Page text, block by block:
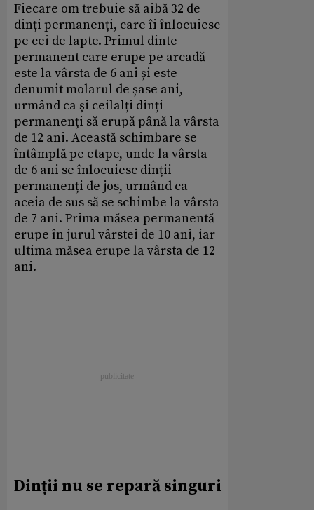
Fiecare om trebuie să aibă 32 de
dinți permanenți, care îi înlocuiesc
pe cei de lapte. Primul dinte
permanent care erupe pe arcadă
este la vârsta de 6 ani și este
denumit molarul de șase ani,
urmând ca și ceilalți dinți
permanenți să erupă până la vârsta
de 12 ani. Această schimbare se
întâmplă pe etape, unde la vârsta
de 6 ani se înlocuiesc dinții
permanenți de jos, urmând ca
aceia de sus să se schimbe la vârsta
de 7 ani. Prima măsea permanentă
erupe în jurul vârstei de 10 ani, iar
ultima măsea erupe la vârsta de 12
ani.
Dinții nu se repară singuri